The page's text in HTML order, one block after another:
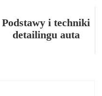
Podstawy i techniki
detailingu auta